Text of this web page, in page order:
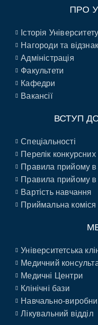
ПРО
Історія Університету
Нагороди та
Адміністрація
Факультети
Кафедри
Вакансії
ВСТУП
Спеціальності
Перелік
Правила прийому в
Правила прийому
Вартість навчання
Приймальна коміся
Університетська
Медичний
Медичні Центри
Клінічні бази
Навчально-
Лікувальний відділ